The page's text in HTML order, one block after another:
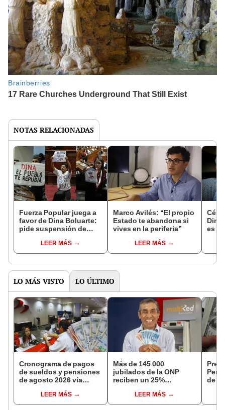
NOTAS RELACIONADAS
Fuerza Popular juega a
favor de Dina Boluarte:
pide suspensión de
protestar contra la
presidenta
LEER MÁS
Marco Avilés: “El propio
Estado te abandona si
vives en la periferia”
LEER MÁS
Dina
es
LO MÁS VISTO LO ÚLTIMO
Cronograma de pagos
de sueldos y pensiones
de agosto 2026 vía
conoce las fechas de
depósito
LEER MÁS
Más de 145 000
jubilados de la ONP
reciben un 25%
en agostoLEER MÁS
de